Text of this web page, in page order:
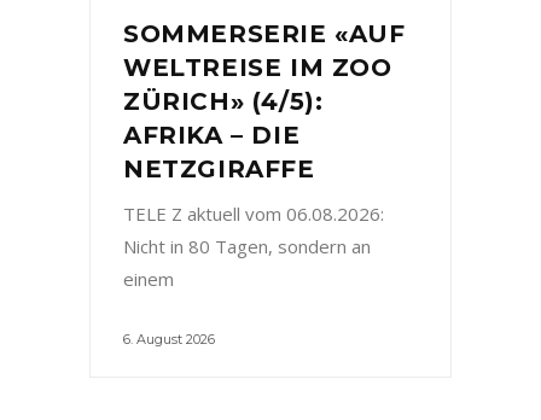
SOMMERSERIE «AUF
WELTREISE IM ZOO
ZÜRICH» (4/5):
AFRIKA – DIE
NETZGIRAFFE
TELE Z aktuell vom 06.08.2026:
Nicht in 80 Tagen, sondern an
einem
6. August 2026